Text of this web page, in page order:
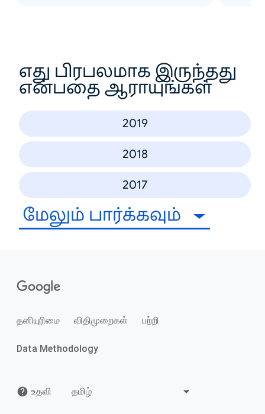
எது பிரபலமாக இருந்தது
என்பதை ஆராயுங்கள்
2019
2018
2017
மேலும் பார்க்கவும்
தனியுரிமை விதிமுறைகள் பற்றி
Data Methodology
உதவி